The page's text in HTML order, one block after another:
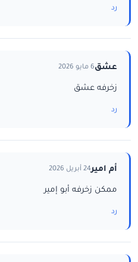
رد
عشق6 مايو 2026
زخرفه عشق
رد
أم امير24 أبريل 2026
ممكن زخرفه أبو إمير
رد